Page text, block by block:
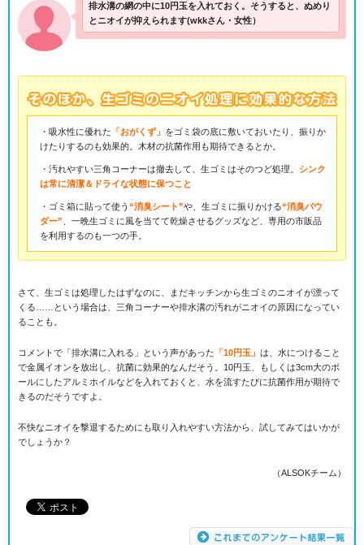
排水溝の網の中に10円玉を入れておく。そうすると、ぬめり
とニオイが抑えられます(wkkさん・女性）
・吸水性に優れた 「おがくず」 をゴミ袋の底に敷いておいたり、振りか
けたりするのも効果的。木材の抗菌作用も期待できるとか。
・汚れやすい三角コーナーは撤去して、生ゴミはそのつど処理。 シンク
は常に清潔＆ドライな状態に保つこと
・ゴミ箱に貼って使う “消臭シート”や、生ゴミに振りかける“消臭パウ
ダー” 、一晩生ゴミに風を当てて乾燥させるグッズなど、専用の市販品
を利用するのも一つの手。
さて、生ゴミは処理したはずなのに、まだキッチンから生ゴミのニオイが漂って
くる……という場合は、三角コーナーや排水溝の汚れがニオイの原因になってい
ることも。
コメントで「排水溝に入れる」という声があった 「10円玉」 は、水につけること
で金属イオンを放出し、抗菌に効果的なんだそう。10円玉、もしくは3cm大のボ
ールにしたアルミホイルなどを入れておくと、水を流すたびに抗菌作用が期待で
きるのだそうですよ。
不快なニオイを撃退するためにも取り入れやすい方法から、試してみてはいかが
でしょうか？
（ALSOKチーム）